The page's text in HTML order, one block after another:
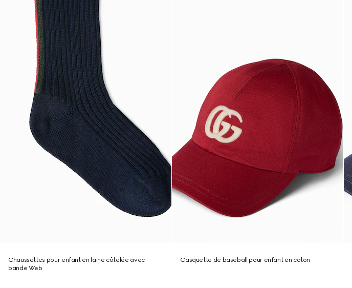
Chaussettes pour enfant en laine côtelée avec
bande Web
Casquette de baseball pour enfant en coton